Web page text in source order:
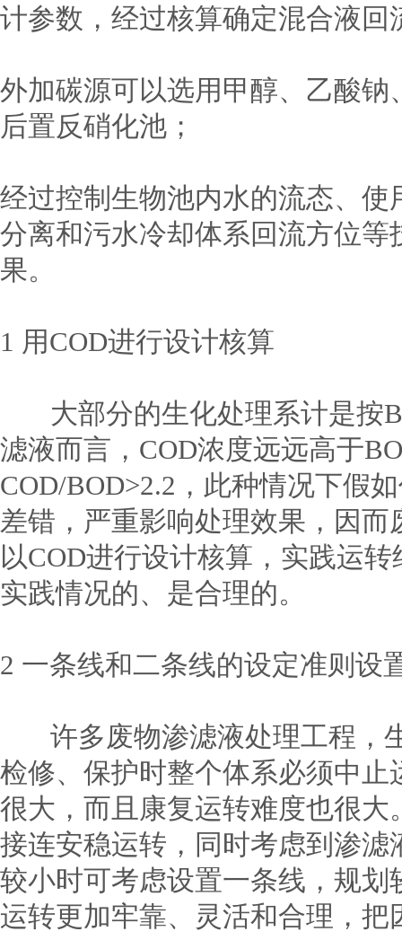
计参数，经过核算确定混合液回
外加碳源可以选用甲醇、乙酸
后置反硝化池；
经过控制生物池内水的流态、
分离和污水冷却体系回流方位
果。
1 用COD进行设计核算
大部分的生化处理系计是按
滤液而言，COD浓度远远高于
COD/BOD>2.2，此种情况下假
差错，严重影响处理效果，因
以COD进行设计核算，实践运
实践情况的、是合理的。
2 一条线和二条线的设定准则设
许多废物渗滤液处理工程，
检修、保护时整个体系必须中
很大，而且康复运转难度也很
接连安稳运转，同时考虑到渗
较小时可考虑设置一条线，规
运转更加牢靠、灵活和合理，